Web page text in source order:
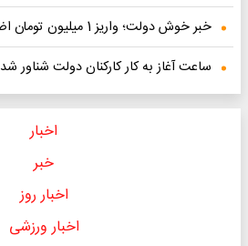
خبر خوش دولت؛ واریز 1 میلیون تومان اضافه بحساب بازنشستگان
ساعت آغاز به کار کارکنان دولت شناور شد
اخبار
خبر
اخبار روز
اخبار ورزشی